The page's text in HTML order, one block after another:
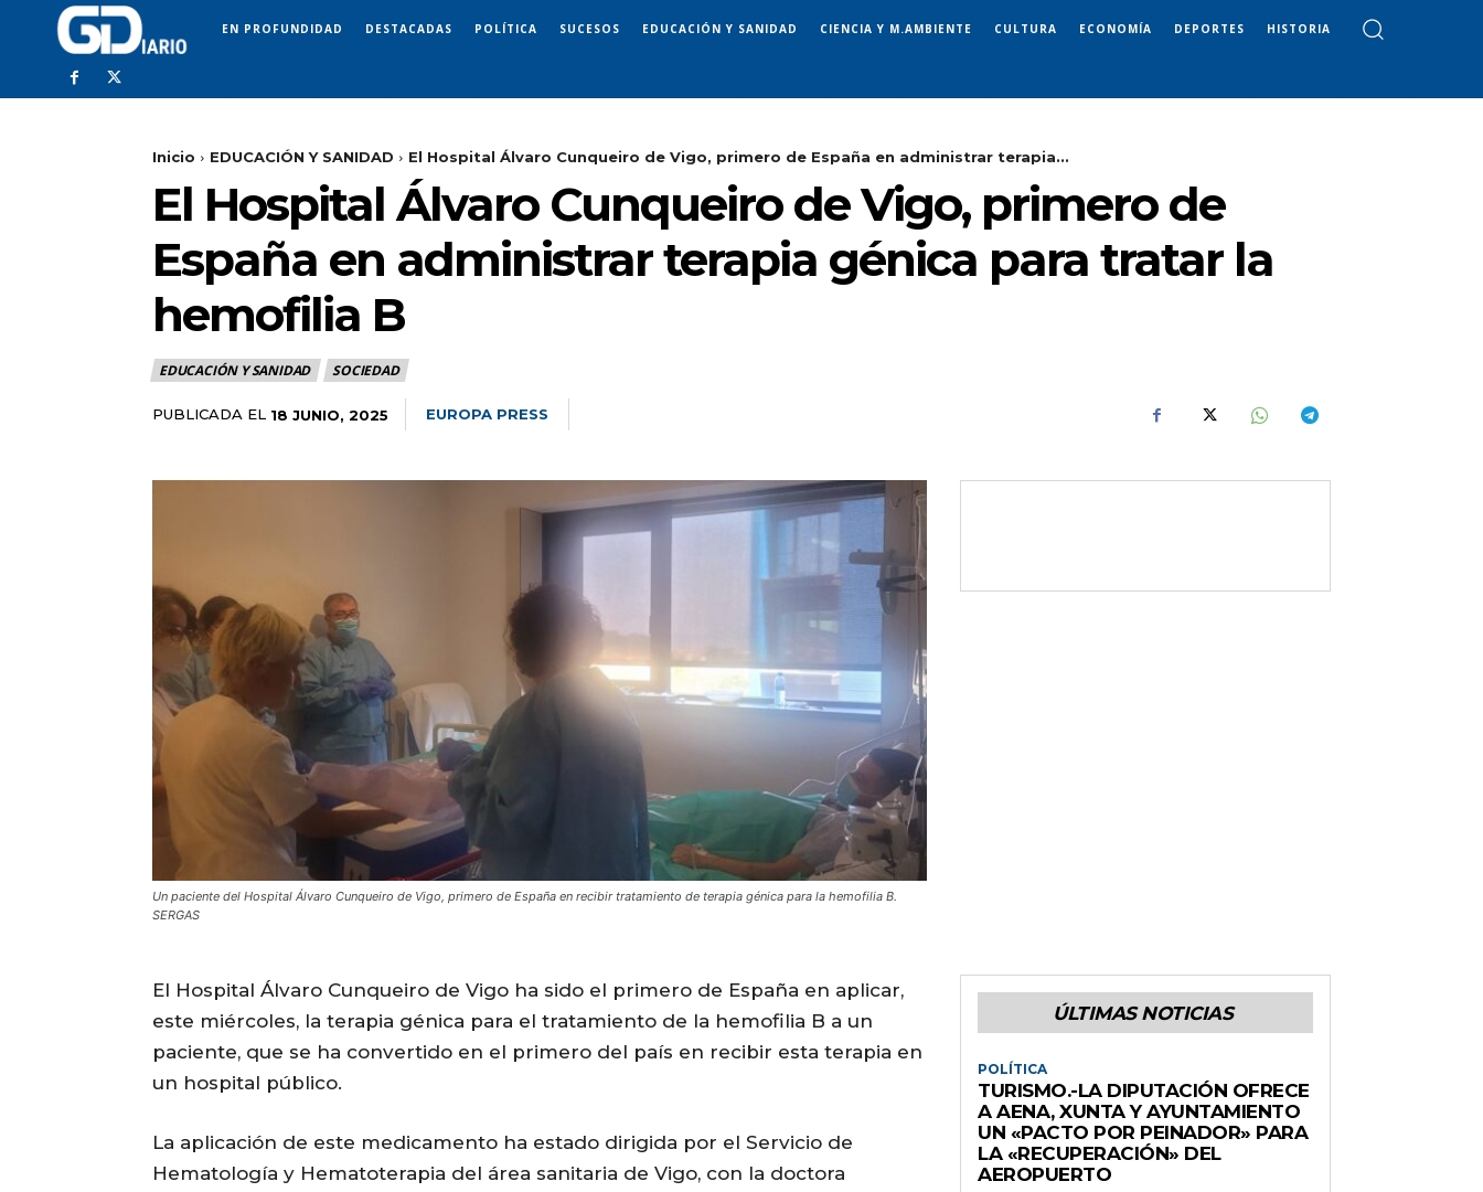
EN PROFUNDIDAD DESTACADAS POLÍTICA SUCESOS EDUCACIÓN Y SANIDAD CIENCIA Y M.AMBIENTE CULTURA ECONOMÍA DEPORTES HISTORIA
Inicio EDUCACIÓN Y SANIDAD El Hospital Álvaro Cunqueiro de Vigo, primero de España en administrar terapia...
El Hospital Álvaro Cunqueiro de Vigo, primero de
España en administrar terapia génica para tratar la
hemofilia B
EDUCACIÓN Y SANIDAD SOCIEDAD
PUBLICADA EL 18 JUNIO, 2025 EUROPA PRESS
Un paciente del Hospital Álvaro Cunqueiro de Vigo, primero de España en recibir tratamiento de terapia génica para la hemofilia B.
SERGAS
El Hospital Álvaro Cunqueiro de Vigo ha sido el primero de España en aplicar,
este miércoles, la terapia génica para el tratamiento de la hemofilia B a un
paciente, que se ha convertido en el primero del país en recibir esta terapia en
un hospital público.
La aplicación de este medicamento ha estado dirigida por el Servicio de
Hematología y Hematoterapia del área sanitaria de Vigo, con la doctora
ÚLTIMAS NOTICIAS
POLÍTICA
TURISMO.-LA DIPUTACIÓN OFRECE
A AENA, XUNTA Y AYUNTAMIENTO
UN «PACTO POR PEINADOR» PARA
LA «RECUPERACIÓN» DEL
AEROPUERTO